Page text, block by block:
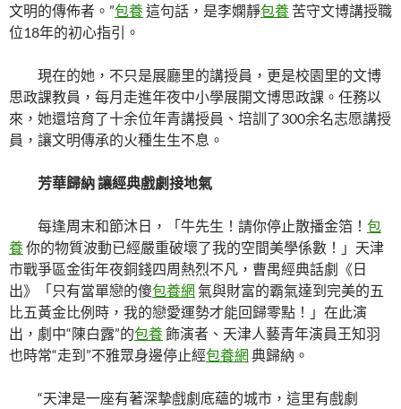
文明的傳佈者。”包養這句話，是李嫻靜包養 苦守文博講授職
位18年的初心指引。
現在的她，不只是展廳里的講授員，更是校園里的文博
思政課教員，每月走進年夜中小學展開文博思政課。任務以
來，她還培育了十余位年青講授員、培訓了300余名志愿講授
員，讓文明傳承的火種生生不息。
芳華歸納 讓經典戲劇接地氣
每逢周末和節沐日，「牛先生！請你停止散播金箔！ 包
養你的物質波動已經嚴重破壞了我的空間美學係數！」天津
市戰爭區金街年夜銅錢四周熱烈不凡，曹禺經典話劇《日
出》「只有當單戀的傻包養網 氣與財富的霸氣達到完美的五
比五黃金比例時，我的戀愛運勢才能回歸零點！」在此演
出，劇中“陳白露”的包養飾演者、天津人藝青年演員王知羽
也時常“走到”不雅眾身邊停止經包養網 典歸納。
“天津是一座有著深摯戲劇底蘊的城市，這里有戲劇